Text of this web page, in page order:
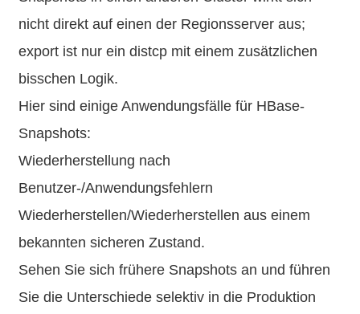
nicht direkt auf einen der Regionsserver aus;
export ist nur ein distcp mit einem zusätzlichen
bisschen Logik.
Hier sind einige Anwendungsfälle für HBase-
Snapshots:
Wiederherstellung nach
Benutzer-/Anwendungsfehlern
Wiederherstellen/Wiederherstellen aus einem
bekannten sicheren Zustand.
Sehen Sie sich frühere Snapshots an und führen
Sie die Unterschiede selektiv in die Produktion